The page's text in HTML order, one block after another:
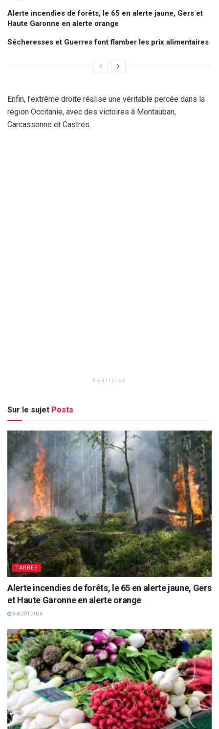
Alerte incendies de forêts, le 65 en alerte jaune, Gers et
Haute Garonne en alerte orange
Sécheresses et Guerres font flamber les prix alimentaires
Enfin, l’extrême droite réalise une véritable percée dans la
région Occitanie, avec des victoires à Montauban,
Carcassonne et Castres.
Publicité
Sur le sujet Posts
TARBES
Alerte incendies de forêts, le 65 en alerte jaune, Gers
et Haute Garonne en alerte orange
8 AOÛT 2026